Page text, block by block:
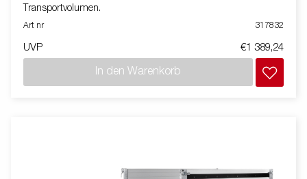
Transportvolumen.
Art nr 317832
UVP €1 389,24
In den Warenkorb